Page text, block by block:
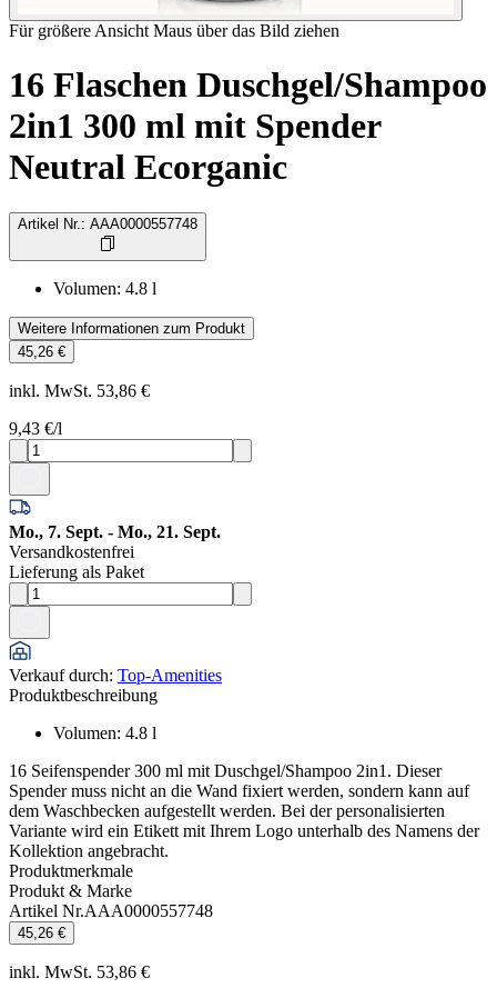
Für größere Ansicht Maus über das Bild ziehen
16 Flaschen Duschgel/Shampoo
2in1 300 ml mit Spender
Neutral Ecorganic
Artikel Nr. : AAA0000557748
Volumen: 4.8 l
Weitere Informationen zum Produkt
45,26 €
inkl. MwSt. 53,86 €
9,43 €/l
Mo., 7. Sept. - Mo., 21. Sept.
Versandkostenfrei
Lieferung als Paket
Verkauf durch: Top-Amenities
Produktbeschreibung
Volumen: 4.8 l
16 Seifenspender 300 ml mit Duschgel/Shampoo 2in1. Dieser
Spender muss nicht an die Wand fixiert werden, sondern kann auf
dem Waschbecken aufgestellt werden. Bei der personalisierten
Variante wird ein Etikett mit Ihrem Logo unterhalb des Namens der
Kollektion angebracht.
Produktmerkmale
Produkt & Marke
Artikel Nr.AAA0000557748
45,26 €
inkl. MwSt. 53,86 €